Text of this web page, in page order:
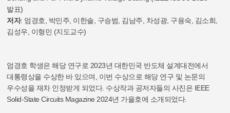
발표)
저자: 엄경호, 박민주, 이한솔, 구승범, 김남주, 차성광, 구용숙, 김소희,
김성우, 이형민 (지도교수)
엄경호 학생은 해당 연구로 2023년 대한민국 반도체 설계대전에서
대통령상을 수상한 바 있으며, 이번 수상으로 해당 연구 및 논문의
우수성을 재차 인정받게 되었다. 수상작과 공저자들의 사진은 IEEE
Solid-State Circuits Magazine 2024년 가을호에 소개되었다.